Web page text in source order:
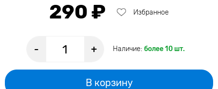
290 ₽ Избранное
- + Наличие: более 10 шт.
В корзину